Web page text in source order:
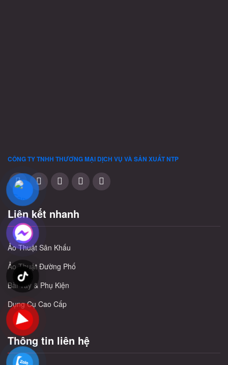
CÔNG TY TNHH THƯƠNG MẠI DỊCH VỤ VÀ SẢN XUẤTNTP
Liên kết nhanh
Ảo Thuật Sân Khấu
Ảo Thuật Đường Phố
Bài Tây & Phụ Kiện
Dụng Cụ Cao Cấp
Thông tin liên hệ